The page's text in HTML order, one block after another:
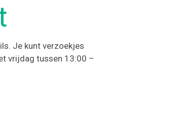
Je kunt verzoekjes
vrijdag tussen 13:00 –